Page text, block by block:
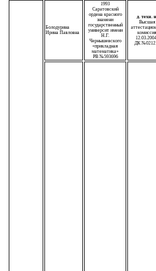
Болодурина
Ирина Павловна
1993
Саратовский
ордена красного
знамени
государственный
университ имени
Н.Г.
Чернышевского
«прикладная
математика»
РВ №593696
д. техн. н.
Высшая
комиссия
ДК